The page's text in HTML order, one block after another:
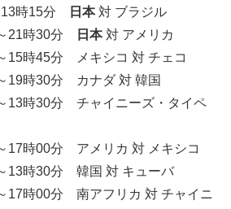
13時15分
日本対 ブラジル
21時30分
日本対 アメリカ
15時45分 メキシコ 対 チェコ
19時30分 カナダ 対 韓国
13時30分 チャイニーズ・タイペ
17時00分 アメリカ 対 メキシコ
13時30分 韓国 対 キューバ
17時00分 南アフリカ 対 チャイニ